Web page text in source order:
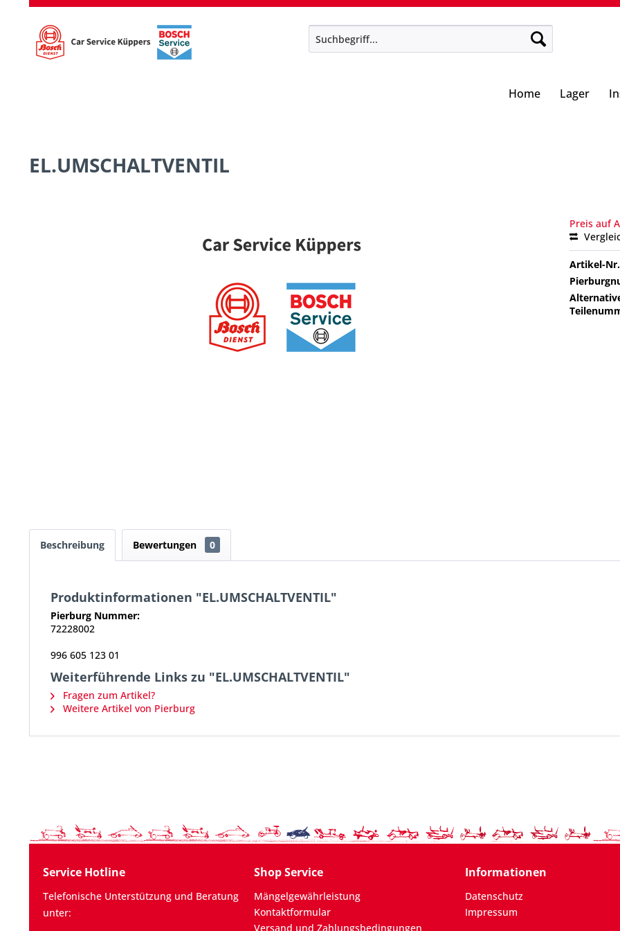
Home Lager
EL.UMSCHALTVENTIL
Preis auf
Artikel-
Beschreibung Bewertungen 0
Produktinformationen "EL.UMSCHALTVENTIL"
Pierburg Nummer:
72228002
996 605 123 01
Weiterführende Links zu "EL.UMSCHALTVENTIL"
Fragen zum Artikel?
Weitere Artikel von Pierburg
Service Hotline
Telefonische Unterstützung und Beratung
unter:
Shop Service
Mängelgewährleistung
Kontaktformular
Versand und Zahlungsbedingungen
Informationen
Datenschutz
Impressum